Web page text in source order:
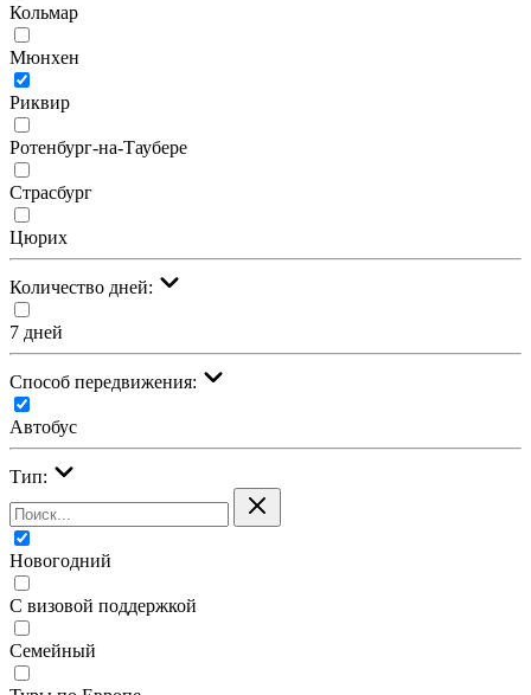
Кольмар
Мюнхен
Риквир
Ротенбург-на-Таубере
Страсбург
Цюрих
Количество дней:
7 дней
Cпособ передвижения:
Автобус
Тип:
Новогодний
С визовой поддержкой
Семейный